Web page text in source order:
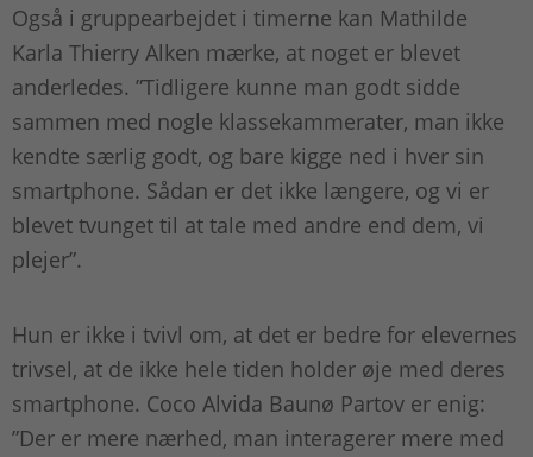
Også i gruppearbejdet i timerne kan Mathilde
Karla Thierry Alken mærke, at noget er blevet
anderledes. ”Tidligere kunne man godt sidde
sammen med nogle klassekammerater, man ikke
kendte særlig godt, og bare kigge ned i hver sin
smartphone. Sådan er det ikke længere, og vi er
blevet tvunget til at tale med andre end dem, vi
plejer”.
Hun er ikke i tvivl om, at det er bedre for elevernes
trivsel, at de ikke hele tiden holder øje med deres
smartphone. Coco Alvida Baunø Partov er enig:
”Der er mere nærhed, man interagerer mere med